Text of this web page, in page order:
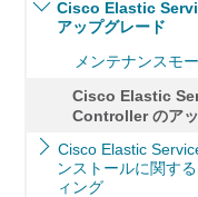
Cisco Elastic
アップグレード
メンテナンスモ
Cisco Elastic
Controller のア
Cisco Elastic
ンストールに関す
ィング